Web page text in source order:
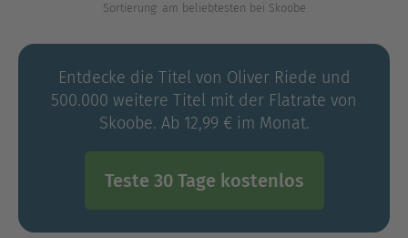
Sortierung: am beliebtesten bei Skoobe
Entdecke die Titel von Oliver Riede und
500.000 weitere Titel mit der Flatrate von
Skoobe. Ab 12,99 € im Monat.
Teste 30 Tage kostenlos